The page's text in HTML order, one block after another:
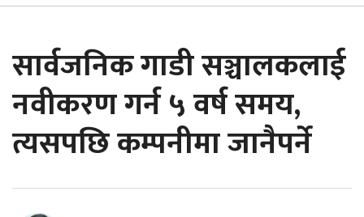
सार्वजनिक गाडी सञ्चालकलाई
नवीकरण गर्न ५ वर्ष समय,
त्यसपछि कम्पनीमा जानैपर्ने